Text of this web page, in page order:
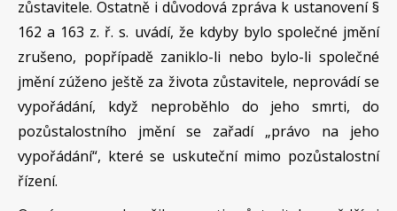
zůstavitele. Ostatně i důvodová zpráva k ustanovení §
162 a 163 z. ř. s. uvádí, že kdyby bylo společné jmění
zrušeno, popřípadě zaniklo-li nebo bylo-li společné
jmění zúženo ještě za života zůstavitele, neprovádí se
vypořádání, když neproběhlo do jeho smrti, do
pozůstalostního jmění se zařadí „právo na jeho
vypořádání“, které se uskuteční mimo pozůstalostní
řízení.